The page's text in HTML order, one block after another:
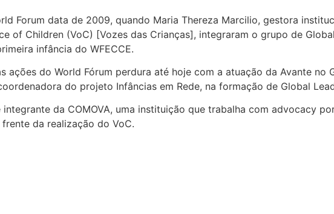
Forum data de 2009, quando Maria Thereza Marcilio, gestora
of Children (VoC) [Vozes das Crianças], integraram o grupo de
infância do WFECCE.
ações do World Fórum perdura até hoje com a atuação da Avante no
do projeto Infâncias em Rede, na formação de Global
da COMOVA, uma instituição que trabalha com advocacy
da realização do VoC.